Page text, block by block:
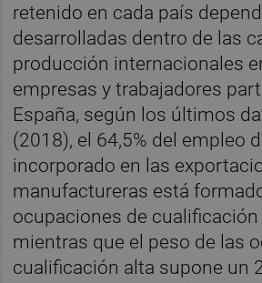
retenido en cada país
desarrolladas dentro de las
producción internacionales
empresas y trabajadores
España, según los últimos
(2018), el 64,5% del empleo
incorporado en las
manufactureras está
ocupaciones de cualificación
mientras que el peso de las
cualificación alta supone un